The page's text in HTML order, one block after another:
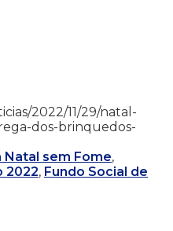
2022/11/29/natal-
dos-brinquedos-
Natal sem Fome,
2022, Fundo Social de